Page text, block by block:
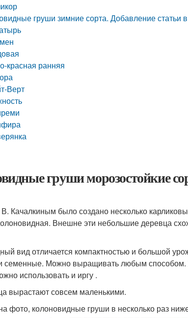
груши зимние сорта. Добавление статьи
красная ранняя
Верт
груши морозостойкие
Качалкиным было создано несколько
Внешне эти небольшие деревца
вид отличается компактностью и большой
семенные. Можно выращивать любым способом.
использовать и иргу .
вырастают совсем маленькими.
фото, колоновидные груши в несколько раз